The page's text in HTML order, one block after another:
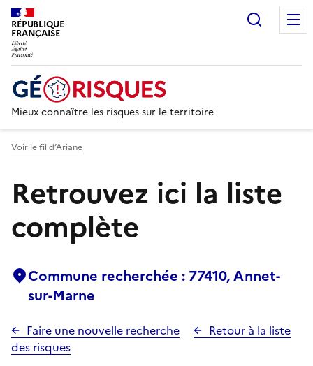
RÉPUBLIQUE
FRANÇAISE
Mieux connaître les risques sur le territoire
Voir le fil d’Ariane
Retrouvez ici la liste
complète
Commune recherchée : 77410, Annet-
sur-Marne
Faire une nouvelle recherche
Retour à la liste
des risques